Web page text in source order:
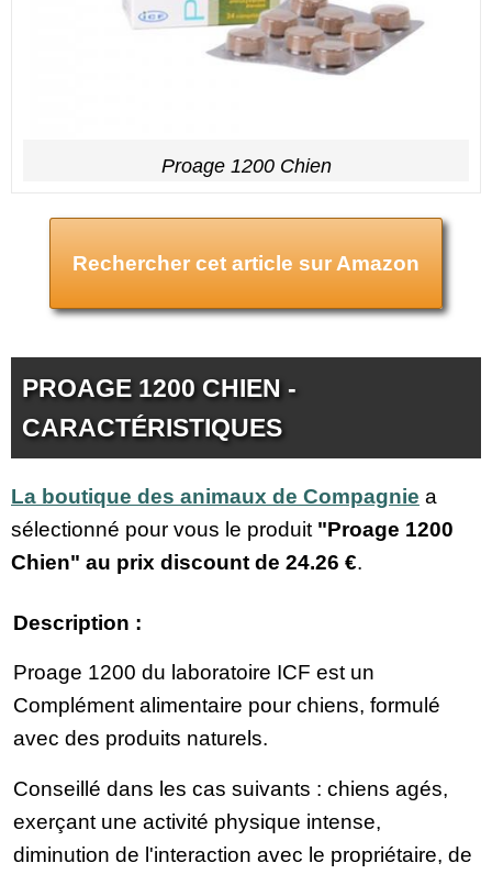
Proage 1200 Chien
Rechercher cet article sur Amazon
PROAGE 1200 CHIEN -
CARACTÉRISTIQUES
La boutique des animaux de Compagnie a
sélectionné pour vous le produit "Proage 1200
Chien" au prix discount de 24.26 €.
Description :
Proage 1200 du laboratoire ICF est un
Complément alimentaire pour chiens, formulé
avec des produits naturels.
Conseillé dans les cas suivants : chiens agés,
exerçant une activité physique intense,
diminution de l'interaction avec le propriétaire, de